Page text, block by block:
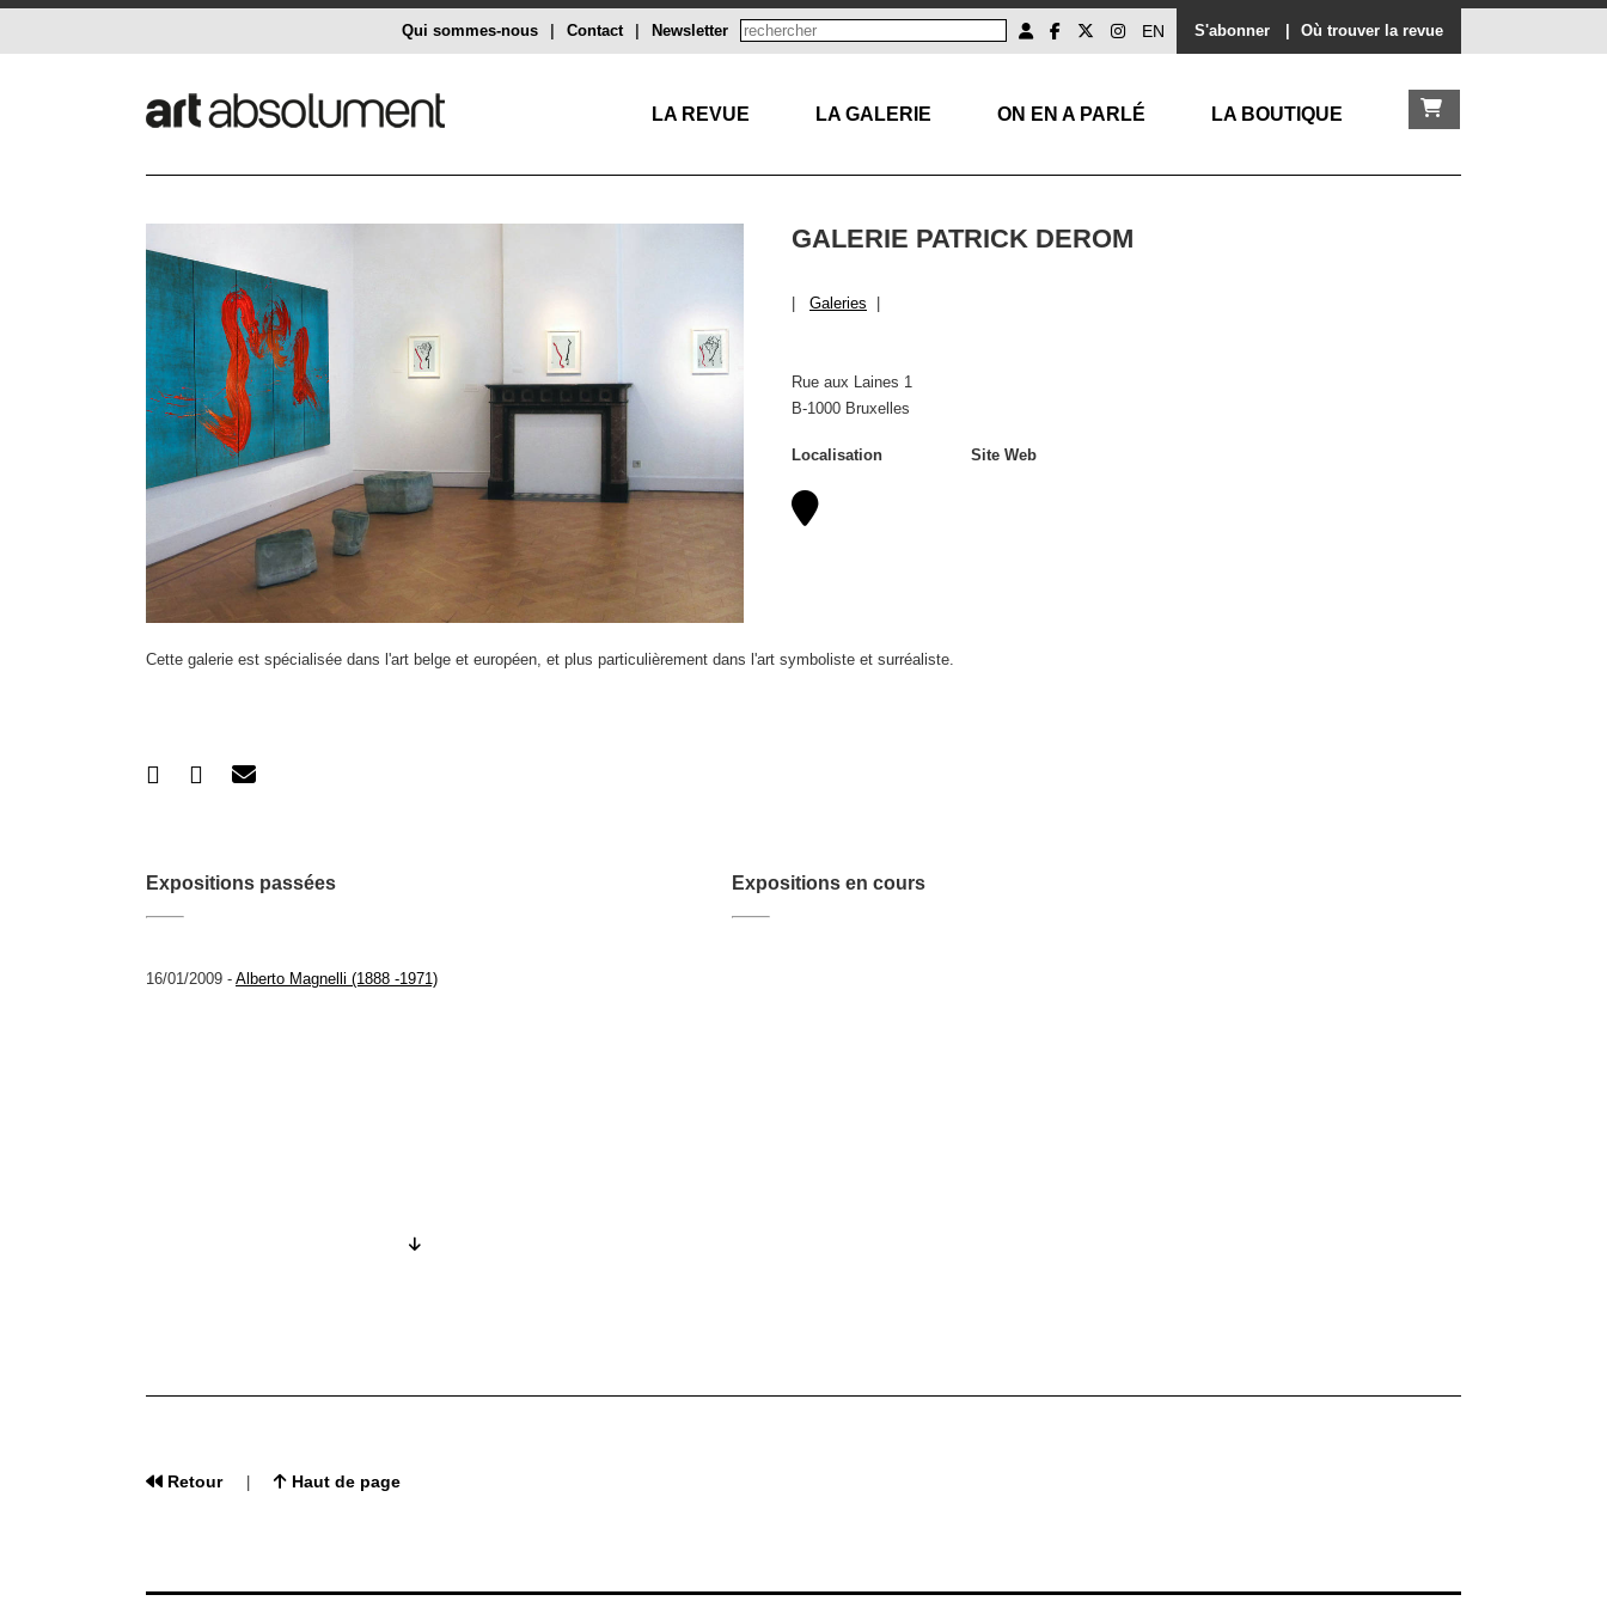
S'abonner Où trouver la revue
EN
Newsletter
Contact
Qui sommes-nous
LA REVUE LA GALERIE ON EN A PARLÉ LA BOUTIQUE
GALERIE PATRICK DEROM
Galeries
Rue aux Laines 1
B-1000 Bruxelles
Localisation Site Web
Cette galerie est spécialisée dans l'art belge et européen, et plus particulièrement dans l'art symboliste et surréaliste.
Expositions passées
16/01/2009 - Alberto Magnelli (1888 -1971)
Expositions en cours
Retour| Haut de page